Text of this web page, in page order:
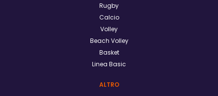
Rugby
Calcio
Volley
Beach Volley
Basket
Linea Basic
ALTRO